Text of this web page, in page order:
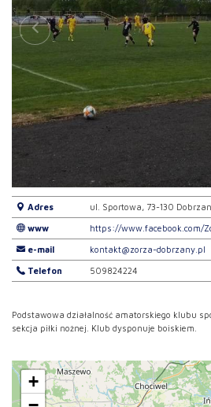
Adres ul. Sportowa, 73-130
www https://www.facebook.com/
e-mail kontakt@zorza-dobrzany.pl
Telefon 509824224
Podstawowa działalność amatorskiego klubu
sekcja piłki nożnej. Klub dysponuje boiskiem.
+